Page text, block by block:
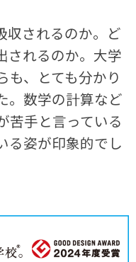
収されるのか。ど
されるのか。大学
も、とても分かり
。数学の計算など
苦手と言っている
る姿が印象的でし